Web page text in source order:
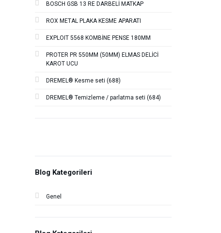
BOSCH GSB 13 RE DARBELİ MATKAP
ROX METAL PLAKA KESME APARATI
EXPLOIT 5568 KOMBİNE PENSE 180MM
PROTER PR 550MM (50MM) ELMAS DELİCİ
KAROT UCU
DREMEL® Kesme seti (688)
DREMEL® Temizleme / parlatma seti (684)
Blog Kategorileri
Genel